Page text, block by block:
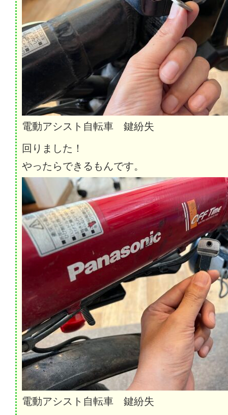
電動アシスト自転車 鍵紛失
回りました！
やったらできるもんです。
電動アシスト自転車 鍵紛失